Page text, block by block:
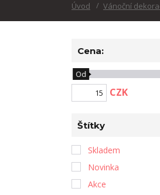
Úvod Vánoční
Cena:
CZK
Od
Štítky
Skladem
Novinka
Akce